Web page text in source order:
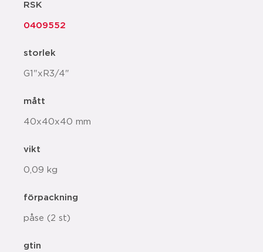
RSK
0409552
storlek
G1"xR3/4"
mått
40x40x40 mm
vikt
0,09 kg
förpackning
påse (2 st)
gtin